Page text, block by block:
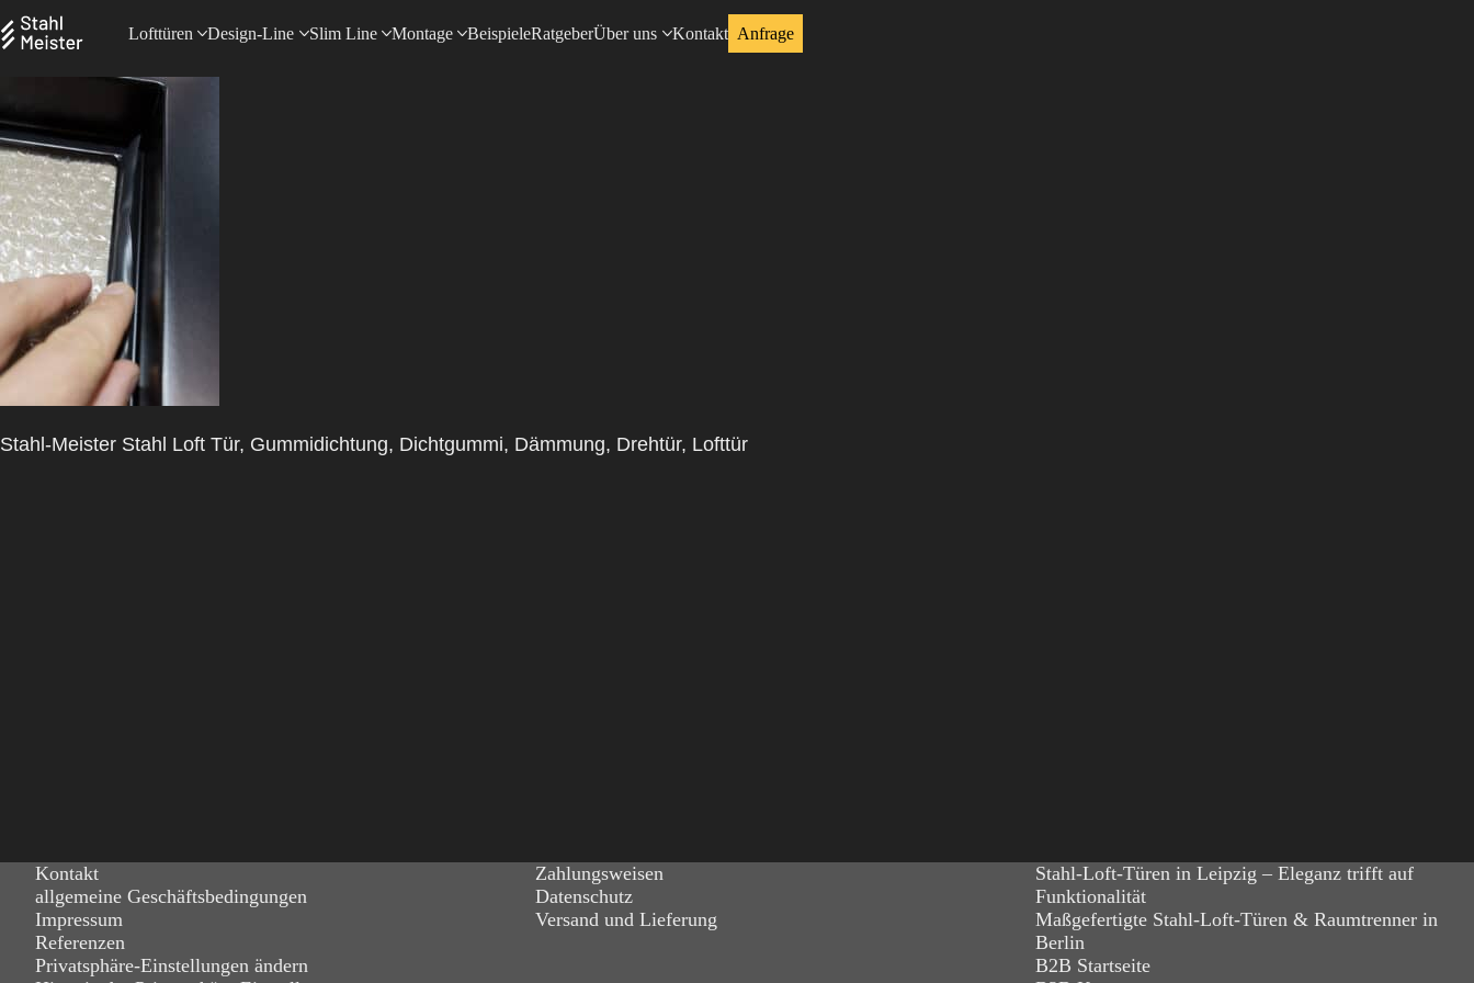
Lofttüren Design-Line Slim Line Montage BeispieleRatgeberÜber uns Kontakt Anfrage
Stahl-Meister Stahl Loft Tür, Gummidichtung, Dichtgummi, Dämmung, Drehtür, Lofttür
Kontakt
allgemeine Geschäftsbedingungen
Impressum
Referenzen
Privatsphäre-Einstellungen ändern
Zahlungsweisen
Datenschutz
Versand und Lieferung
Stahl-Loft-Türen in Leipzig – Eleganz trifft auf
Funktionalität
Maßgefertigte Stahl-Loft-Türen & Raumtrenner in
Berlin
B2B Startseite